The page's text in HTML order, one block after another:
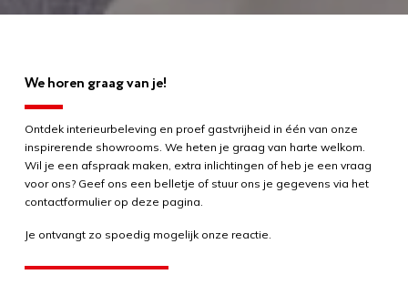
We horen graag van je!
Ontdek interieurbeleving en proef gastvrijheid in één van onze
inspirerende showrooms. We heten je graag van harte welkom.
Wil je een afspraak maken, extra inlichtingen of heb je een vraag
voor ons? Geef ons een belletje of stuur ons je gegevens via het
contactformulier op deze pagina.
Je ontvangt zo spoedig mogelijk onze reactie.